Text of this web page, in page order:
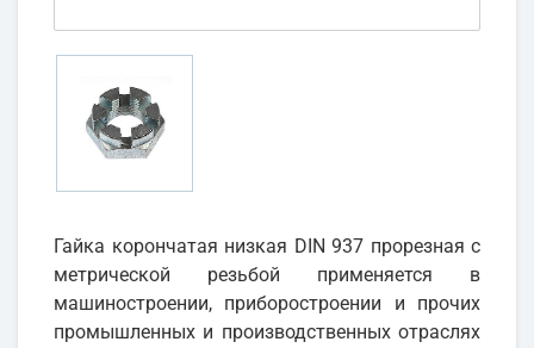
Гайка корончатая низкая DIN 937 прорезная с
метрической резьбой применяется в
машиностроении, приборостроении и прочих
промышленных и производственных отраслях